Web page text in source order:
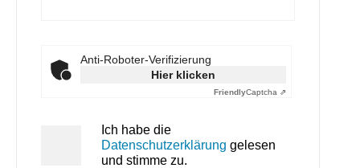
Anti-Roboter-Verifizierung
Hier klicken
FriendlyCaptcha ⇗
Ich habe die
Datenschutzerklärung gelesen
und stimme zu.